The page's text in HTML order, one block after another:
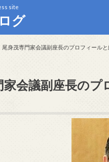
site
グ
尾身茂専門家会議副座長のプロフィール
家会議副座長の